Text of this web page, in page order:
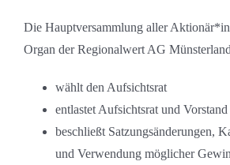
Die Hauptversammlung aller
Organ der Regionalwert AG
wählt den Aufsichtsrat
entlastet Aufsichtsrat und Vorstand
beschließt Satzungsänderungen,
und Verwendung möglicher